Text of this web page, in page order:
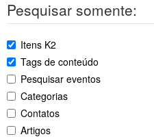
Pesquisar somente:
Itens K2
Tags de conteúdo
Pesquisar eventos
Categorias
Contatos
Artigos